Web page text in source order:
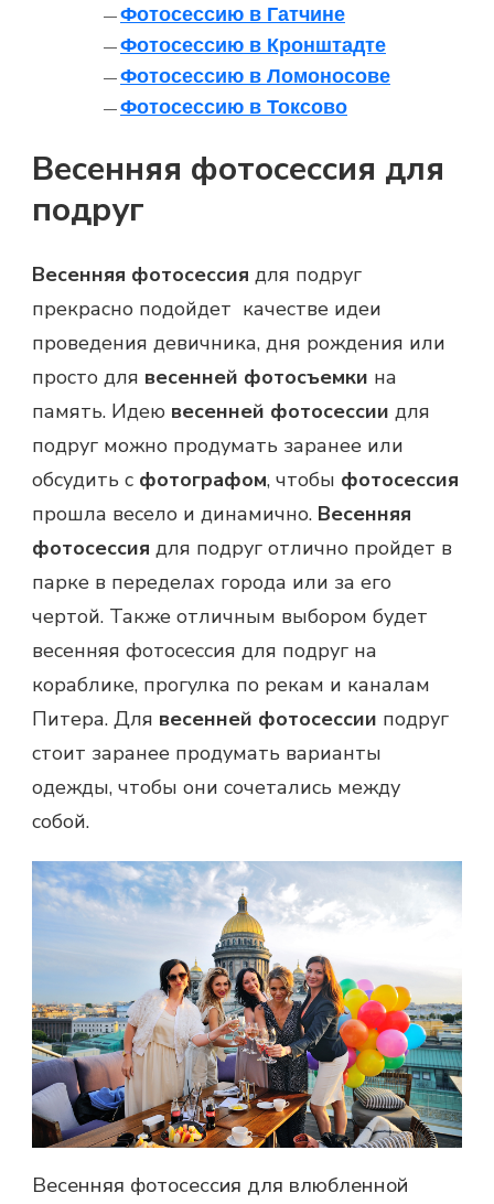
— Фотосессию в Гатчине
— Фотосессию в Кронштадте
— Фотосессию в Ломоносове
— Фотосессию в Токсово
Весенняя фотосессия для
подруг
Весенняя фотосессия для подруг
прекрасно подойдет качестве идеи
проведения девичника, дня рождения или
просто для весенней фотосъемки на
память. Идею весенней фотосессии для
подруг можно продумать заранее или
обсудить с фотографом, чтобы фотосессия
прошла весело и динамично. Весенняя
фотосессия для подруг отлично пройдет в
парке в переделах города или за его
чертой. Также отличным выбором будет
весенняя фотосессия для подруг на
кораблике, прогулка по рекам и каналам
Питера. Для весенней фотосессии подруг
стоит заранее продумать варианты
одежды, чтобы они сочетались между
собой.
Весенняя фотосессия для влюбленной